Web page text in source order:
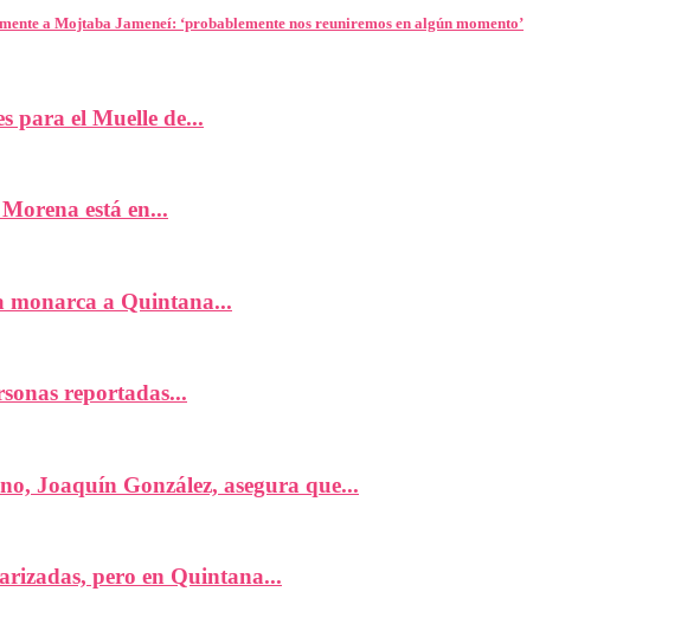
a Mojtaba Jameneí: ‘probablemente nos reuniremos en algún momento’
para el Muelle de...
está en...
monarca a Quintana...
reportadas...
Joaquín González, asegura que...
pero en Quintana...